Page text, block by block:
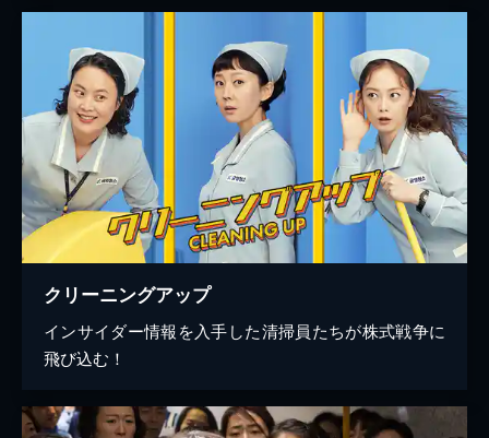
クリーニングアップ
インサイダー情報を入手した清掃員たちが株式戦争に
飛び込む！